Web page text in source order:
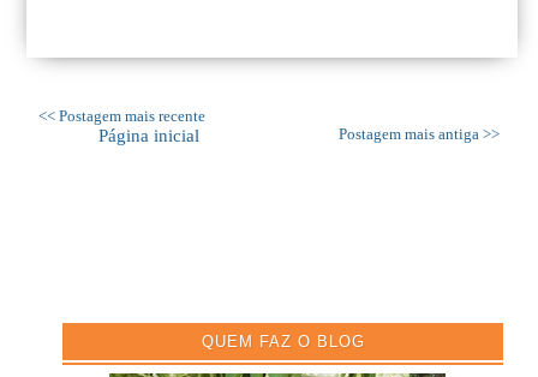
<< Postagem mais recente
Postagem mais antiga >>
Página inicial
QUEM FAZ O BLOG